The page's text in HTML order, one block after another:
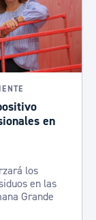
en
los
en las
Grande